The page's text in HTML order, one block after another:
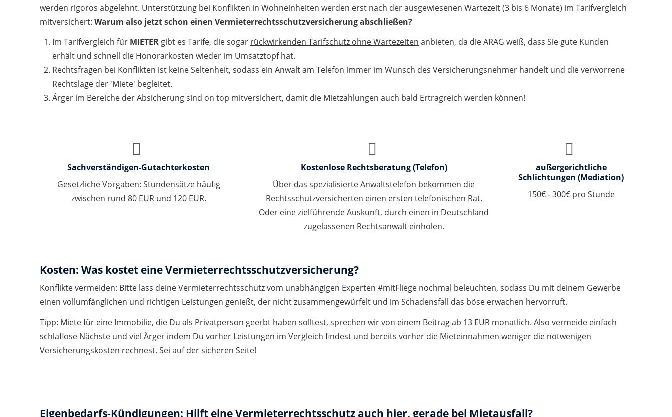
werden rigoros abgelehnt. Unterstützung bei Konflikten in Wohneinheiten werden erst nach der ausgewiesenen Wartezeit (3 bis 6 Monate) im Tarifvergleich
mitversichert: Warum also jetzt schon einen Vermieterrechtsschutzversicherung abschließen?
Im Tarifvergleich für MIETER gibt es Tarife, die sogar rückwirkenden Tarifschutz ohne Wartezeiten anbieten, da die ARAG weiß, dass Sie gute Kunden
erhält und schnell die Honorarkosten wieder im Umsatztopf hat.
Rechtsfragen bei Konflikten ist keine Seltenheit, sodass ein Anwalt am Telefon immer im Wunsch des Versicherungsnehmer handelt und die verworrene
Rechtslage der 'Miete' begleitet.
Ärger im Bereiche der Absicherung sind on top mitversichert, damit die Mietzahlungen auch bald Ertragreich werden können!
Sachverständigen-Gutachterkosten
Gesetzliche Vorgaben: Stundensätze häufig
zwischen rund 80 EUR und 120 EUR.
Kostenlose Rechtsberatung (Telefon)
Über das spezialisierte Anwaltstelefon bekommen die
Rechtsschutzversicherten einen ersten telefonischen Rat.
Oder eine zielführende Auskunft, durch einen in Deutschland
zugelassenen Rechtsanwalt einholen.
außergerichtliche
Schlichtungen (Mediation)
150€ - 300€ pro Stunde
Kosten: Was kostet eine Vermieterrechtsschutzversicherung?
Konflikte vermeiden: Bitte lass deine Vermieterrechtsschutz vom unabhängigen Experten #mitFliege nochmal beleuchten, sodass Du mit deinem Gewerbe
einen vollumfänglichen und richtigen Leistungen genießt, der nicht zusammengewürfelt und im Schadensfall das böse erwachen hervorruft.
Tipp: Miete für eine Immobilie, die Du als Privatperson geerbt haben solltest, sprechen wir von einem Beitrag ab 13 EUR monatlich. Also vermeide einfach
schlaflose Nächste und viel Ärger indem Du vorher Leistungen im Vergleich findest und bereits vorher die Mieteinnahmen weniger die notwenigen
Versicherungskosten rechnest. Sei auf der sicheren Seite!
Eigenbedarfs-Kündigungen: Hilft eine Vermieterrechtsschutz auch hier, gerade bei Mietausfall?